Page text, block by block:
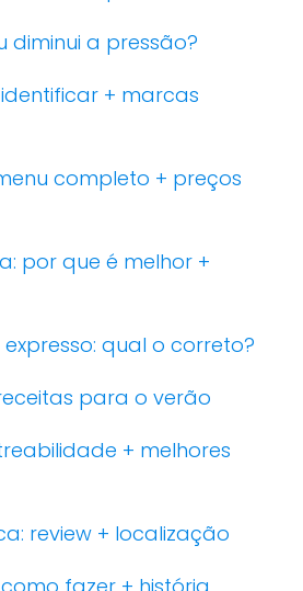
a pressão?
+ marcas
completo + preços
por que é melhor +
qual o correto?
para o verão
+ melhores
review + localização